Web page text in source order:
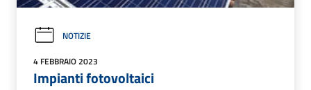
NOTIZIE
4 FEBBRAIO 2023
Impianti fotovoltaici